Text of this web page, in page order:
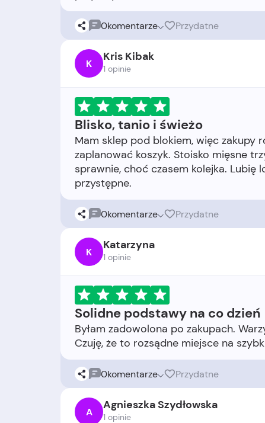
0komentarze Przydatne
K Kris Kibak
1 opinie
Blisko, tanio i świeżo
Mam sklep pod blokiem, więc zakupy
zaplanować koszyk. Stoisko mięsne
sprawnie, choć czasem kolejka.
0komentarze Przydatne
K Katarzyna
1 opinie
Solidne podstawy na co dzień
Byłam zadowolona po zakupach.
0komentarze Przydatne
A Agnieszka Szydłowska
1 opinie